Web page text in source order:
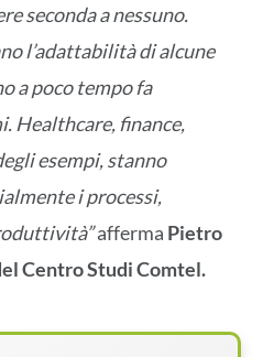
seconda a nessuno.
l’adattabilità di alcune
a poco tempo fa
Healthcare, finance,
esempi, stanno
i processi,
afferma Pietro
Centro Studi Comtel.